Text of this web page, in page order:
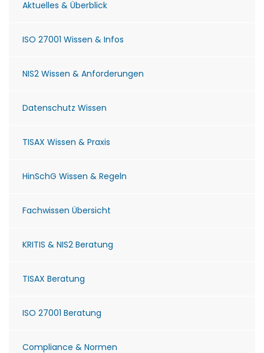
Aktuelles & Überblick
ISO 27001 Wissen & Infos
NIS2 Wissen & Anforderungen
Datenschutz Wissen
TISAX Wissen & Praxis
HinSchG Wissen & Regeln
Fachwissen Übersicht
KRITIS & NIS2 Beratung
TISAX Beratung
ISO 27001 Beratung
Compliance & Normen